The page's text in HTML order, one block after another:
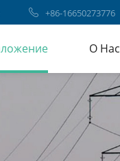
+86-16650273776
О Нас